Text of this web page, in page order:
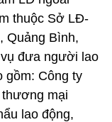
thuộc Sở LĐ-
Quảng Bình,
đưa người lao
gồm: Công ty
mại
lao động,